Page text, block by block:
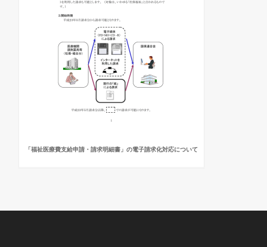
「福祉医療費支給申請・請求明細書」の電子請求化対応について